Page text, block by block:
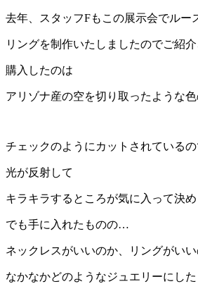
去年、スタッフFもこの展示会でルー
リングを制作いたしましたのでご紹介
購入したのは
アリゾナ産の空を切り取ったような色
チェックのようにカットされている
光が反射して
キラキラするところが気に入って決め
でも手に入れたものの…
ネックレスがいいのか、リングがいい
なかなかどのようなジュエリーにし